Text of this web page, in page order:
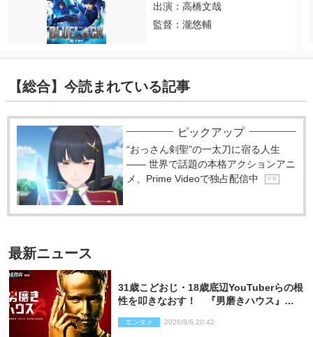
出演：高橋文哉
監督：瀧悠輔
【総合】今読まれている記事
ピックアップ
“おっさん剣聖”の一太刀に宿る人生
―― 世界で話題の本格アクションアニ
メ、Prime Videoで独占配信中
P R
最新ニュース
31歳こどおじ・18歳底辺YouTuberらの根
性を叩きなおす！ 『男磨きハウス』第2
エンタメ 2026/8/6 20:42